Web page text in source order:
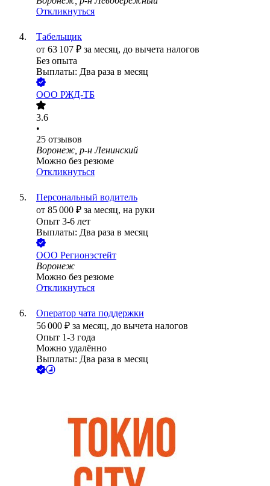
Откликнуться
Табельщик
от 63 107 ₽ за месяц, до вычета налогов
Без опыта
Выплаты: Два раза в месяц
ООО РЖД-ТБ
3.6
•
25 отзывов
Воронеж, р-н Ленинский
Можно без резюме
Откликнуться
Персональный водитель
от 85 000 ₽ за месяц, на руки
Опыт 3-6 лет
Выплаты: Два раза в месяц
ООО Регионэстейт
Воронеж
Можно без резюме
Откликнуться
Оператор чата поддержки
56 000 ₽ за месяц, до вычета налогов
Опыт 1-3 года
Можно удалённо
Выплаты: Два раза в месяц